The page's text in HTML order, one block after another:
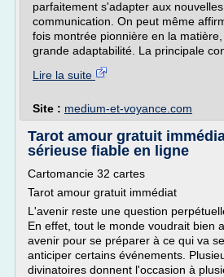
parfaitement s'adapter aux
communication. On peut même
fois montrée pionnière en la
grande adaptabilité. La principale
Lire la suite
Site : medium-et-voyance.com
Tarot amour gratuit
sérieuse fiable en ligne
Cartomancie 32 cartes
Tarot amour gratuit immédiat
L'avenir reste une question
En effet, tout le monde voudrait bien
avenir pour se préparer à ce qui va
anticiper certains événements.
divinatoires donnent l'occasion à